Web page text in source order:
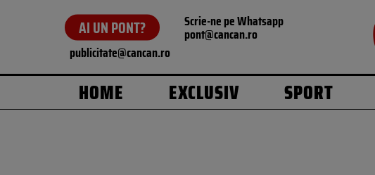
AI UN PONT? Scrie-ne pe Whatsapp
pont@cancan.ro
publicitate@cancan.ro
HOME EXCLUSIV SPORT